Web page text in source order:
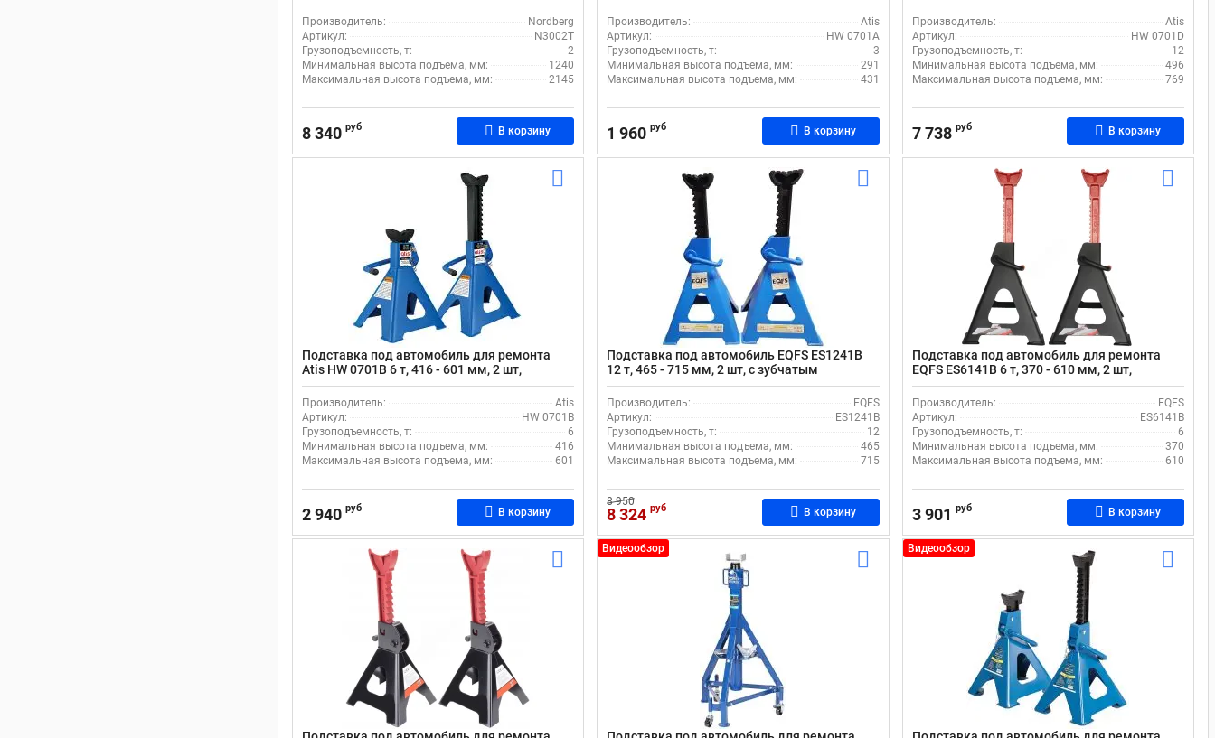
Производитель:
Nordberg
Артикул:
N3002T
Грузоподъемность, т:
2
Минимальная высота подъема, мм:
1240
Максимальная высота подъема, мм:
2145
8 340 руб В корзину
Производитель:
Atis
Артикул:
HW 0701A
Грузоподъемность, т:
3
Минимальная высота подъема, мм:
291
Максимальная высота подъема, мм:
431
1 960 руб В корзину
Производитель:
Atis
Артикул:
HW 0701D
Грузоподъемность, т:
12
Минимальная высота подъема, мм:
496
Максимальная высота подъема, мм:
769
7 738 руб В корзину
Подставка под автомобиль для ремонта
Atis HW 0701B 6 т, 416 - 601 мм, 2 шт,
зубчатый механизм фиксации
Производитель:
Atis
Артикул:
HW 0701B
Грузоподъемность, т:
6
Минимальная высота подъема, мм:
416
Максимальная высота подъема, мм:
601
2 940 руб В корзину
Подставка под автомобиль EQFS ES1241B
12 т, 465 - 715 мм, 2 шт, с зубчатым
механизмом
Производитель:
EQFS
Артикул:
ES1241B
Грузоподъемность, т:
12
Минимальная высота подъема, мм:
465
Максимальная высота подъема, мм:
715
8 950
8 324 руб В корзину
Подставка под автомобиль для ремонта
EQFS ES6141B 6 т, 370 - 610 мм, 2 шт,
зубчатый механизм фиксации
Производитель:
EQFS
Артикул:
ES6141B
Грузоподъемность, т:
6
Минимальная высота подъема, мм:
370
Максимальная высота подъема, мм:
610
3 901 руб В корзину
Видеообзор Видеообзор